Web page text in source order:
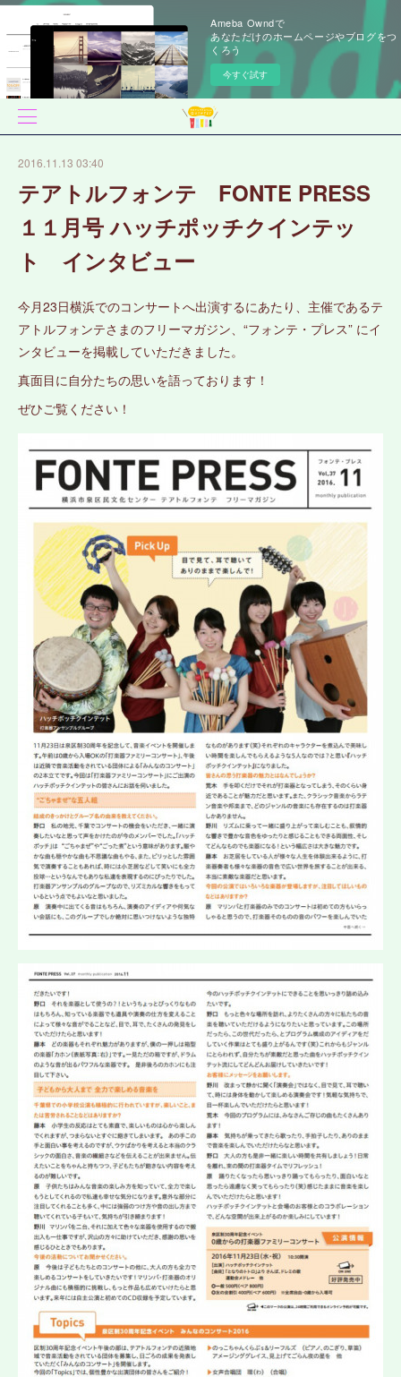
Ameba Owndで
あなただけのホームページやブログをつ
くろう
今すぐ試す
2016.11.13 03:40
テアトルフォンテ FONTE PRESS
１１月号 ハッチポッチクインテッ
ト インタビュー
今月23日横浜でのコンサートへ出演するにあたり、主催であるテ
アトルフォンテさまのフリーマガジン、“フォンテ・プレス” にイ
ンタビューを掲載していただきました。
真面目に自分たちの思いを語っております！
ぜひご覧ください！